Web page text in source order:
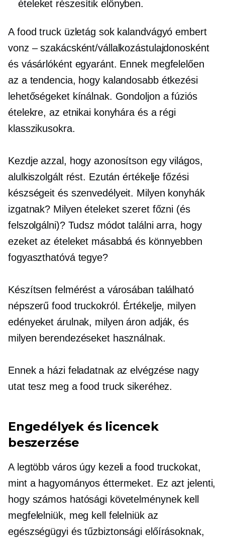
ételeket részesítik előnyben.
A food truck üzletág sok kalandvágyó embert
vonz – szakácsként/vállalkozástulajdonosként
és vásárlóként egyaránt. Ennek megfelelően
az a tendencia, hogy kalandosabb étkezési
lehetőségeket kínálnak. Gondoljon a fúziós
ételekre, az etnikai konyhára és a régi
klasszikusokra.
Kezdje azzal, hogy azonosítson egy világos,
alulkiszolgált rést. Ezután értékelje főzési
készségeit és szenvedélyeit. Milyen konyhák
izgatnak? Milyen ételeket szeret főzni (és
felszolgálni)? Tudsz módot találni arra, hogy
ezeket az ételeket másabbá és könnyebben
fogyaszthatóvá tegye?
Készítsen felmérést a városában található
népszerű food truckokról. Értékelje, milyen
edényeket árulnak, milyen áron adják, és
milyen berendezéseket használnak.
Ennek a házi feladatnak az elvégzése nagy
utat tesz meg a food truck sikeréhez.
Engedélyek és licencek
beszerzése
A legtöbb város úgy kezeli a food truckokat,
mint a hagyományos éttermeket. Ez azt jelenti,
hogy számos hatósági követelménynek kell
megfelelniük, meg kell felelniük az
egészségügyi és tűzbiztonsági előírásoknak,